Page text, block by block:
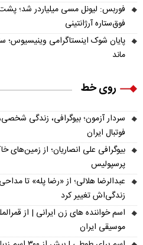
فوق‌ستاره آرژانتینی
ماند
روی خط
سردار آزمون؛ بیوگرافی، زندگی
فوتبال ایران
بیوگرافی علی انصاریان؛ از زمین‌های
پرسپولیس
عبدالرضا هلالی؛ از «رضا پله» تا
زندگی‌اش تغییر کرد
اسم خواننده های زن ایرانی | از
موسیقی ایران